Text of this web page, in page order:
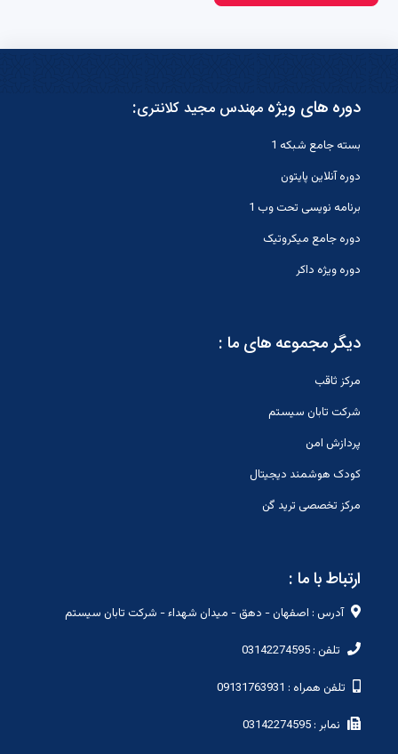
دوره های ویژه مهندس مجید کلانتری:
بسته جامع شبکه 1
دوره آنلاین پایتون
برنامه نویسی تحت وب 1
دوره جامع میکروتیک
دوره ویژه داکر
دیگر مجموعه های ما :
مرکز ثاقب
شرکت تابان سیستم
پردازش امن
کودک هوشمند دیجیتال
مرکز تخصصی ترید گن
ارتباط با ما :
آدرس : اصفهان - دهق - میدان شهداء - شرکت تابان سیستم
تلفن : 03142274595
تلفن همراه : 09131763931
نمابر : 03142274595